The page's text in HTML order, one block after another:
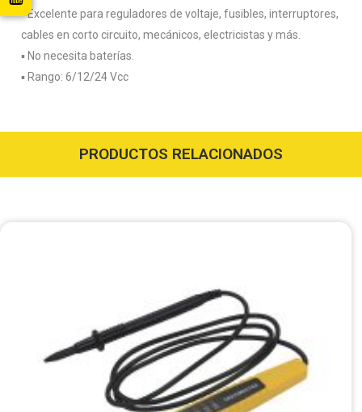
▪️ Excelente para reguladores de voltaje, fusibles, interruptores,
cables en corto circuito, mecánicos, electricistas y más.
▪️ No necesita baterías.
▪️ Rango: 6/12/24 Vcc
PRODUCTOS RELACIONADOS